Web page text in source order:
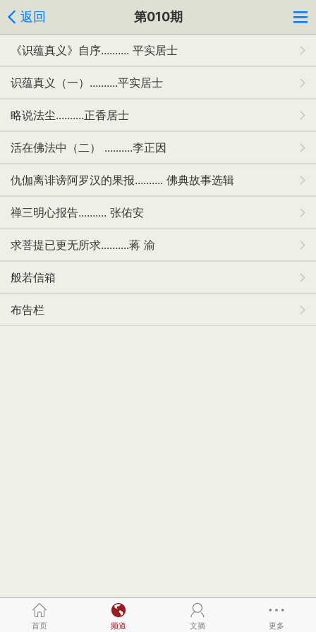
返回 第010期
《识蕴真义》自序.......... 平实居士
识蕴真义（一）..........平实居士
略说法尘..........正香居士
活在佛法中（二） ..........李正因
仇伽离诽谤阿罗汉的果报.......... 佛典故事选辑
禅三明心报告.......... 张佑安
求菩提已更无所求..........蒋 渝
般若信箱
布告栏
首页 频道 文摘 更多